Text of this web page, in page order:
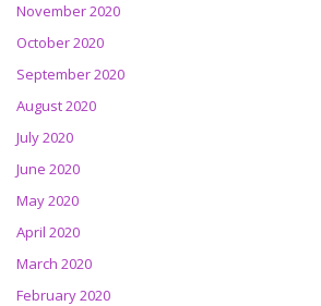
November 2020
October 2020
September 2020
August 2020
July 2020
June 2020
May 2020
April 2020
March 2020
February 2020